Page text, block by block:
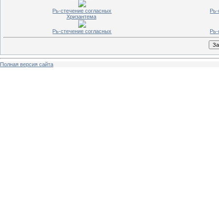
Рь-стечение согласных
Хризантема
Рь-стечение согласных
Полная версия сайта